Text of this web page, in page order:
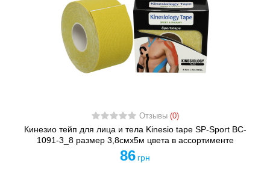
Отзывы (0)
Кинезио тейп для лица и тела Kinesio tape SP-Sport BC-
1091-3_8 размер 3,8смх5м цвета в ассортименте
86 грн